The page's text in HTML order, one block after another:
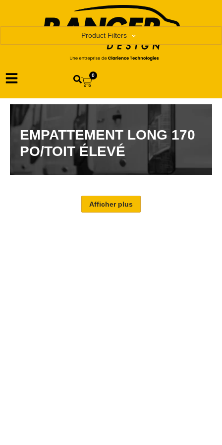
0
EMPATTEMENT LONG 170
PO/TOIT ÉLEVÉ
Product Filters